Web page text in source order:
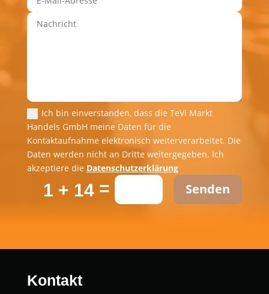
Ich bin einverstanden, dass die TeVi Markt
Handels GmbH meine Daten für die
Kontaktaufnahme elektronisch weiterverarbeitet. Die
Daten werden nicht an Dritte weitergegeben. Ich
akzeptiere die Datenschutzerklärung
1 + 14 = Senden
Kontakt